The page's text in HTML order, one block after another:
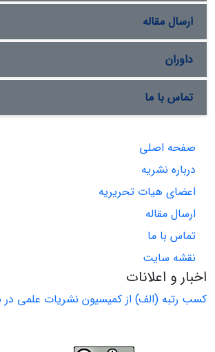
ارسال مقاله
داوران
تماس با ما
صفحه اصلی
درباره نشریه
اعضای هیات تحریریه
ارسال مقاله
تماس با ما
نقشه سایت
اخبار و اعلانات
کسب رتبه (الف) از کمیسیون نشریات علمی در سال